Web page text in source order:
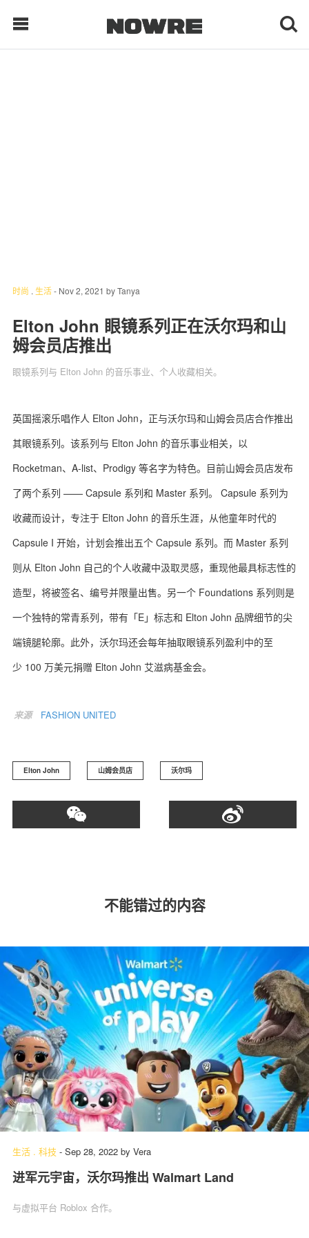
时尚 . 生活- Nov 2, 2021 byTanya
Elton John 眼镜系列正在沃尔玛和山
姆会员店推出
眼镜系列与 Elton John 的音乐事业、个人收藏相关。
英国摇滚乐唱作人 Elton John，正与沃尔玛和山姆会员店合作推出
其眼镜系列。该系列与 Elton John 的音乐事业相关，以
Rocketman、A-list、Prodigy 等名字为特色。目前山姆会员店发布
了两个系列 —— Capsule 系列和 Master 系列。 Capsule 系列为
收藏而设计，专注于 Elton John 的音乐生涯，从他童年时代的
Capsule I 开始，计划会推出五个 Capsule 系列。而 Master 系列
则从 Elton John 自己的个人收藏中汲取灵感，重现他最具标志性的
造型，将被签名、编号并限量出售。另一个 Foundations 系列则是
一个独特的常青系列，带有「E」标志和 Elton John 品牌细节的尖
端镜腿轮廓。此外，沃尔玛还会每年抽取眼镜系列盈利中的至
少 100 万美元捐赠 Elton John 艾滋病基金会。
来源 FASHION UNITED
Elton John 山姆会员店 沃尔玛
不能错过的内容
生活 . 科技 - Sep 28, 2022 by Vera
进军元宇宙，沃尔玛推出 Walmart Land
与虚拟平台 Roblox 合作。